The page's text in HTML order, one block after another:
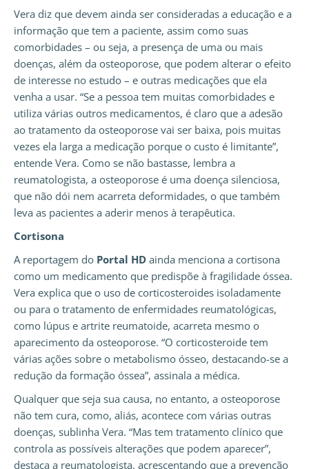
Vera diz que devem ainda ser consideradas a educação e a
informação que tem a paciente, assim como suas
comorbidades – ou seja, a presença de uma ou mais
doenças, além da osteoporose, que podem alterar o efeito
de interesse no estudo – e outras medicações que ela
venha a usar. “Se a pessoa tem muitas comorbidades e
utiliza várias outros medicamentos, é claro que a adesão
ao tratamento da osteoporose vai ser baixa, pois muitas
vezes ela larga a medicação porque o custo é limitante”,
entende Vera. Como se não bastasse, lembra a
reumatologista, a osteoporose é uma doença silenciosa,
que não dói nem acarreta deformidades, o que também
leva as pacientes a aderir menos à terapêutica.
Cortisona
A reportagem do Portal HD ainda menciona a cortisona
como um medicamento que predispõe à fragilidade óssea.
Vera explica que o uso de corticosteroides isoladamente
ou para o tratamento de enfermidades reumatológicas,
como lúpus e artrite reumatoide, acarreta mesmo o
aparecimento da osteoporose. “O corticosteroide tem
várias ações sobre o metabolismo ósseo, destacando-se a
redução da formação óssea”, assinala a médica.
Qualquer que seja sua causa, no entanto, a osteoporose
não tem cura, como, aliás, acontece com várias outras
doenças, sublinha Vera. “Mas tem tratamento clínico que
controla as possíveis alterações que podem aparecer”,
destaca a reumatologista, acrescentando que a prevenção